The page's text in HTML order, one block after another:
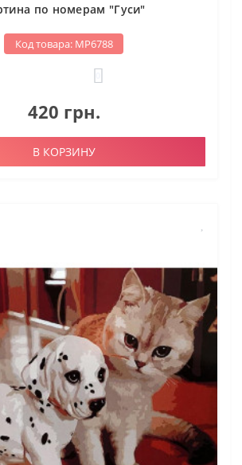
по номерам "Гуси"
Код товара: МР6788
420 грн.
В КОРЗИНУ